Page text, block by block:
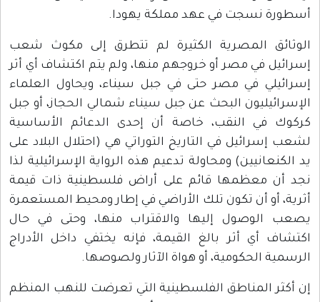
أسطورة نسجت في عهد مملكة يهودا.
الوثائق المصرية الكثيرة لم تتطرق إلى مكوث شعب
إسرائيل في مصر أو خروجهم منها، ولم يتم اكتشاف أي أثر
إسرائيلي في مصر حتى في جبل سيناء، ويحاول العلماء
الإسرائيليون البحث عن جبل سيناء شمالي الحجاز، أو جبل
كركوك في النقب، خاصة أن إحدى الدعائم الأساسية
لشعب إسرائيل في التاريخ التوراتي هي (احتلال البلاد على
يد الكنعانيين) ومحاولة تدعيم هذه الرواية الإسرائيلية لذا
نجد أن معظمها قائم على أراض فلسطينية ذات قيمة
أثرية، أو أن تكون تلك الأراضي في إطار ومحيط المستعمرة
يصعب الوصول إليها والاقتراب منها، وحتى في حال
اكتشاف أي أثر بالغ القيمة، فإنه يختفي داخل الأدراج
الرسمية الحكومية، أو هواة الآثار ولصوصها.
إن أكثر المناطق الفلسطينية التي تعرضت للنهب المنظم